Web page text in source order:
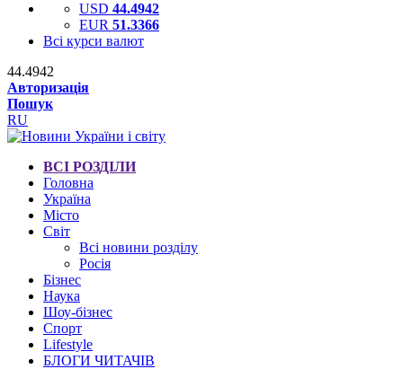
USD 44.4942
EUR 51.3366
Всі курси валют
44.4942
Авторизація
Пошук
RU
ВСІ РОЗДІЛИ
Головна
Україна
Місто
Світ
Всі новини розділу
Росія
Бізнес
Наука
Шоу-бізнес
Спорт
Lifestyle
БЛОГИ ЧИТАЧІВ